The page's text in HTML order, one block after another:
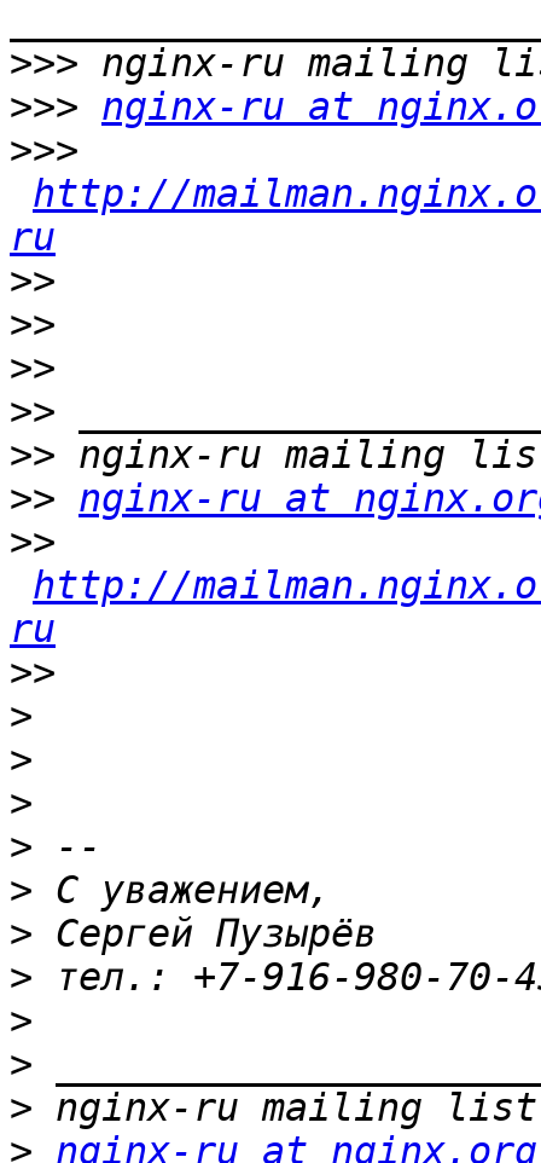
>>>
>>> nginx-ru at
>>>
http://
ru
>>
>>
>>
>>
>>
>> nginx-ru at
>>
http://
ru
>>
>
>
>
>
>
>
>
>
>
>
> nginx-ru at nginx.org